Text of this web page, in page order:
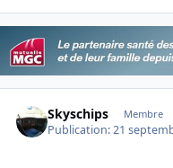
Skyschips Membre
Publication:21